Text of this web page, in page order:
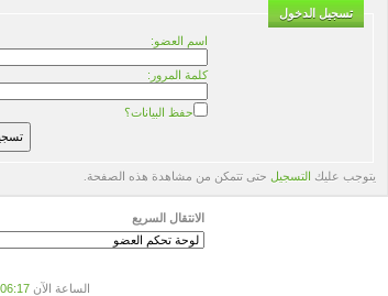
تسجيل الدخول
اسم العضو:
كلمة المرور:
حفظ البيانات؟
يتوجب عليك التسجيل حتى تتمكن من مشاهدة هذه الصفحة.
الانتقال السريع
الساعة الآن 06:17 PM